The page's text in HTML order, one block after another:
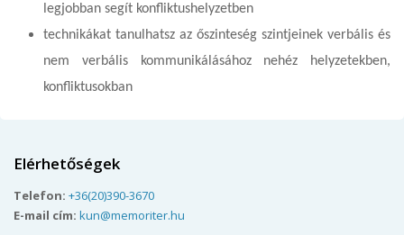
legjobban segít konfliktushelyzetben
technikákat tanulhatsz az őszinteség szintjeinek verbális és
nem verbális kommunikálásához nehéz helyzetekben,
konfliktusokban
Elérhetőségek
Telefon: +36(20)390-3670
E-mail cím: kun@memoriter.hu